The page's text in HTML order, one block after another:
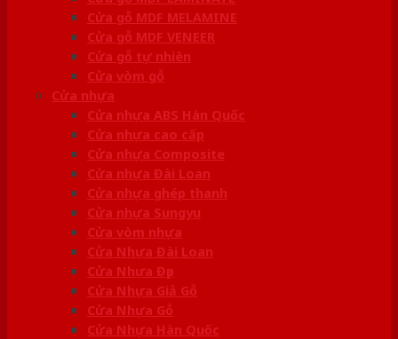
Cửa gỗ MDF MELAMINE
Cửa gỗ MDF VENEER
Cửa gỗ tự nhiên
Cửa vòm gỗ
Cửa nhựa
Cửa nhựa ABS Hàn Quốc
Cửa nhựa cao cấp
Cửa nhựa Composite
Cửa nhựa Đài Loan
Cửa nhựa ghép thanh
Cửa nhựa Sungyu
Cửa vòm nhựa
Cửa Nhựa Đài Loan
Cửa Nhựa Đẹp
Cửa Nhựa Giả Gỗ
Cửa Nhựa Gỗ
Cửa Nhựa Hàn Quốc